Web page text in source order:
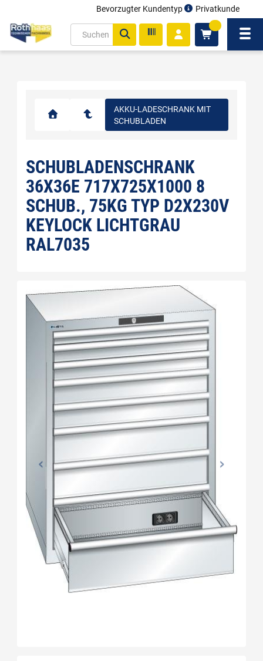
Bevorzugter Kundentyp Privatkunde
AKKU-LADESCHRANK MIT
SCHUBLADEN
SCHUBLADENSCHRANK
36X36E 717X725X1000 8
SCHUB., 75KG TYP D2X230V
KEYLOCK LICHTGRAU
RAL7035